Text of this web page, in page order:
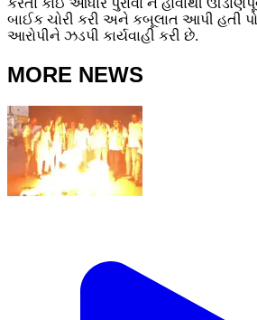
બાઈક ચોરી કરી અને કબૂલાત આપી હતી
આરોપીને ઝડપી કાર્યવાહી કરી છે.
MORE NEWS